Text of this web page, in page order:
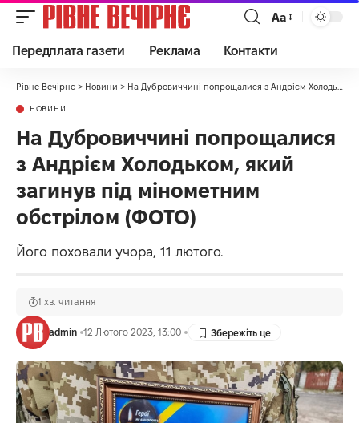
Аа
Передплата газети Реклама Контакти
Рівне Вечірнє > Новини > На Дубровиччині попрощалися з Андрієм Холодьком, який загинув під мінометним обстрілом (ФОТО)
НОВИНИ
На Дубровиччині попрощалися
з Андрієм Холодьком, який
загинув під мінометним
обстрілом (ФОТО)
Його поховали учора, 11 лютого.
admin 12 Лютого 2023, 13:00
1 хв. читання